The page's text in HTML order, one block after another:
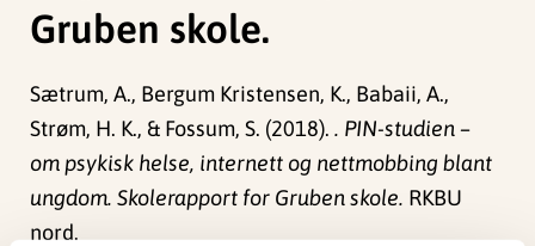
Gruben skole.
Sætrum, A., Bergum Kristensen, K., Babaii, A.,
Strøm, H. K., & Fossum, S. (2018).. PIN-studien –
om psykisk helse, internett og nettmobbing blant
ungdom. Skolerapport for Gruben skole. RKBU
nord.